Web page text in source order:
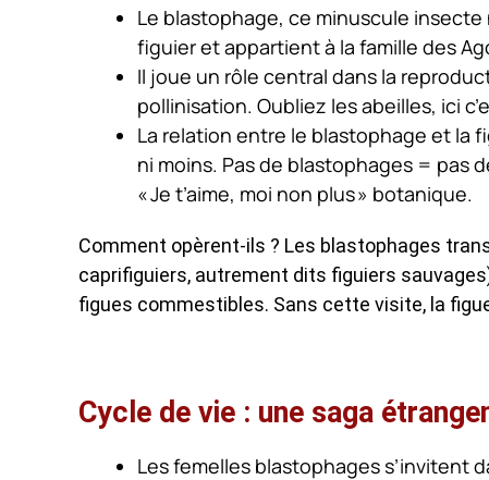
Le blastophage, ce minuscule insecte
figuier et appartient à la famille des
Il joue un rôle central dans la
pollinisation. Oubliez les abeilles, ici
La relation entre le blastophage et la
ni moins. Pas de blastophages = pas
« Je t’aime, moi non plus » botanique.
Comment opèrent-ils ? Les blastophages
caprifiguiers, autrement dits figuiers
figues commestibles. Sans cette visite, la
Cycle de vie : une saga
Les femelles blastophages s’invitent